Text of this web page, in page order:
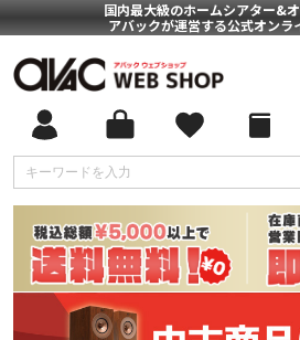
国内最大級のホームシアター&
アバックが運営する公式オンラ